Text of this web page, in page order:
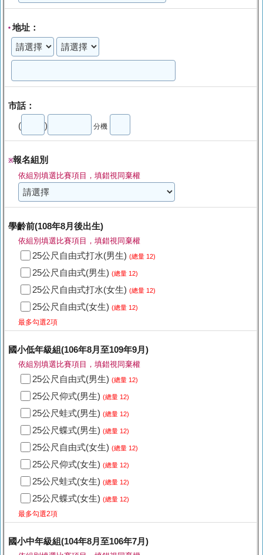
*地址：
市話：
( ) 分機
※報名組別
依組別填選比賽項目，填錯視同棄權
學齡前(108年8月後出生)
依組別填選比賽項目，填錯視同棄權
25公尺自由式打水(男生) (總量 12)
25公尺自由式(男生) (總量 12)
25公尺自由式打水(女生) (總量 12)
25公尺自由式(女生) (總量 12)
最多勾選2項
國小低年級組(106年8月至109年9月)
依組別填選比賽項目，填錯視同棄權
25公尺自由式(男生) (總量 12)
25公尺仰式(男生) (總量 12)
25公尺蛙式(男生) (總量 12)
25公尺蝶式(男生) (總量 12)
25公尺自由式(女生) (總量 12)
25公尺仰式(女生) (總量 12)
25公尺蛙式(女生) (總量 12)
25公尺蝶式(女生) (總量 12)
最多勾選2項
國小中年級組(104年8月至106年7月)